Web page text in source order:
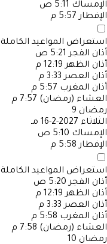
الإمساك 5:11 ص
الإفطار 5:57 م
استعراض المواعيد الكاملة
أذان الفجر 5:21 ص
أذان الظهر 12:19 م
أذان العصر 3:33 م
أذان المغرب 5:57 م
العشاء (رمضان) 7:57 م
رمضان 9
الثلاثاء 2027-2-16 مـ
الإمساك 5:10 ص
الإفطار 5:58 م
استعراض المواعيد الكاملة
أذان الفجر 5:20 ص
أذان الظهر 12:19 م
أذان العصر 3:33 م
أذان المغرب 5:58 م
العشاء (رمضان) 7:58 م
رمضان 10